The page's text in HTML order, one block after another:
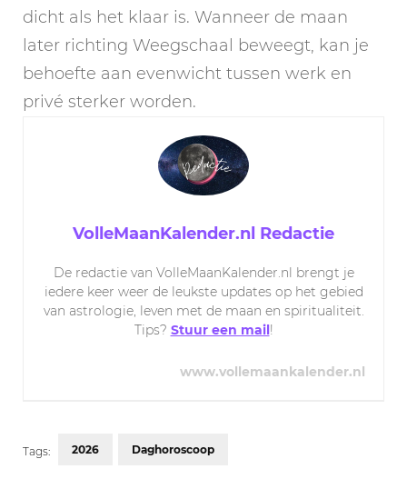
dicht als het klaar is. Wanneer de maan
later richting Weegschaal beweegt, kan je
behoefte aan evenwicht tussen werk en
privé sterker worden.
VolleMaanKalender.nl Redactie
De redactie van VolleMaanKalender.nl brengt je
iedere keer weer de leukste updates op het gebied
van astrologie, leven met de maan en spiritualiteit.
Tips? Stuur een mail !
www.vollemaankalender.nl
Tags: 2026 Daghoroscoop